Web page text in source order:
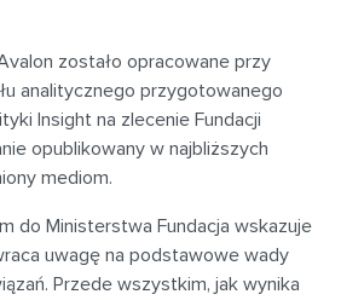
zostało opracowane przy
analitycznego przygotowanego
Insight na zlecenie Fundacji
opublikowany w najbliższych
mediom.
do Ministerstwa Fundacja wskazuje
uwagę na podstawowe wady
Przede wszystkim, jak wynika